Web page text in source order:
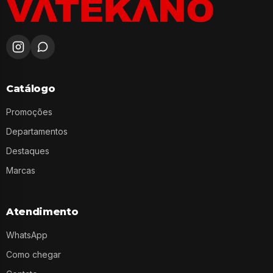
Catálogo
Promoções
Departamentos
Destaques
Marcas
Atendimento
WhatsApp
Como chegar